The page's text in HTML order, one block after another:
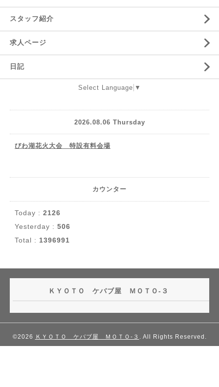
スタッフ紹介
求人ページ
日記
Select Language ▼
2026.08.06 Thursday
びわ湖花火大会 特設有料会場
カウンター
Today : 2126
Yesterday : 506
Total : 1396991
ＫＹＯＴＯ ケバブ屋 ＭＯＴＯ-３
©2026 ＫＹＯＴＯ ケバブ屋 ＭＯＴＯ-３ . All Rights Reserved.